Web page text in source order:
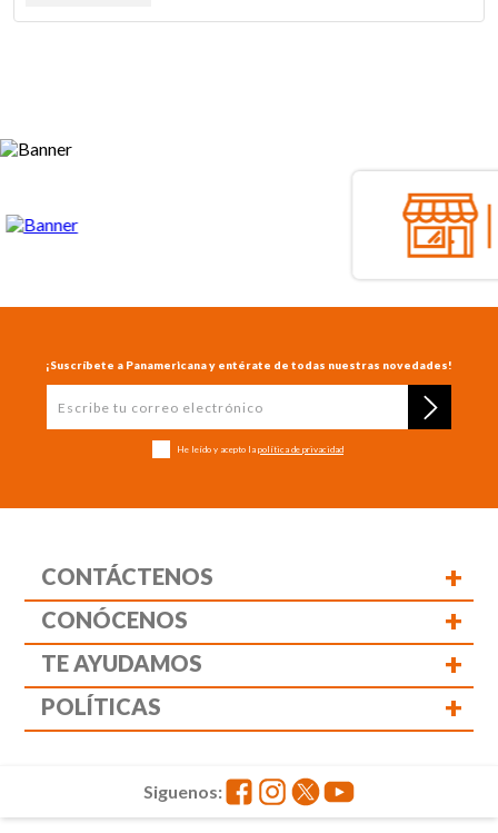
¡Suscríbete a Panamericana y entérate de todas nuestras novedades!
He leído y acepto la política de privacidad
CONTÁCTENOS +
CONÓCENOS +
TE AYUDAMOS +
POLÍTICAS +
Siguenos: